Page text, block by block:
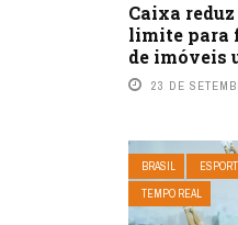
Caixa reduz
limite para
de imóveis
23 DE
BRASIL
TEMPO REAL